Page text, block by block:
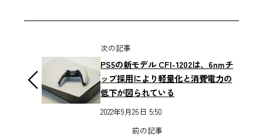
次の記事
PS5の新モデル CFI-1202は、6nmチ
ップ採用により軽量化と消費電力の
低下が図られている
2022年9月26日 5:50
前の記事